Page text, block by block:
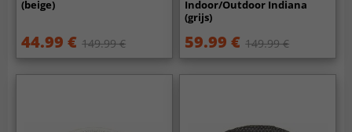
(beige)
44.99 € 149.99 €
Indoor/Outdoor Indiana
(grijs)
59.99 € 149.99 €